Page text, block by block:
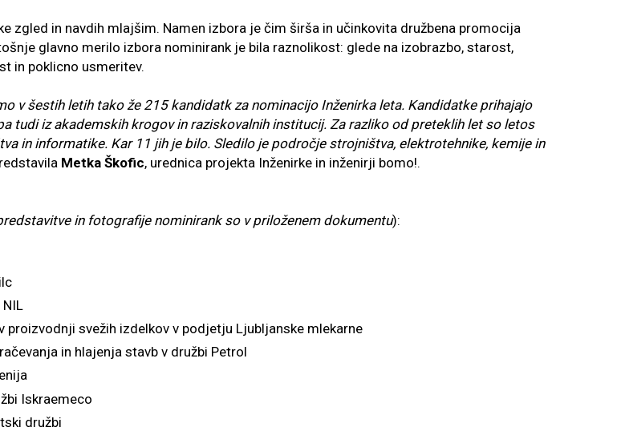
zgled in navdih mlajšim. Namen izbora je čim širša in učinkovita družbena promocija
glavno merilo izbora nominirank je bila raznolikost: glede na izobrazbo, starost,
in poklicno usmeritev.
v šestih letih tako že 215 kandidatk za nominacijo Inženirka leta. Kandidatke prihajajo
tudi iz akademskih krogov in raziskovalnih institucij. Za razliko od preteklih let so letos
in informatike. Kar 11 jih je bilo. Sledilo je področje strojništva, elektrotehnike, kemije in
Metka Škofic, urednica projekta Inženirke in inženirji bomo!.
in fotografije nominirank so v priloženem dokumentu):
proizvodnji svežih izdelkov v podjetju Ljubljanske mlekarne
in hlajenja stavb v družbi Petrol
Iskraemeco
družbi